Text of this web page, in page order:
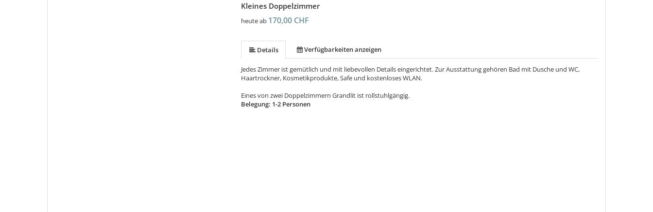
Kleines Doppelzimmer
heute ab 170,00 CHF
Details Verfügbarkeiten anzeigen
Jedes Zimmer ist gemütlich und mit liebevollen Details eingerichtet. Zur Ausstattung gehören Bad mit Dusche und WC,
Haartrockner, Kosmetikprodukte, Safe und kostenloses WLAN.
Eines von zwei Doppelzimmern Grandlit ist rollstuhlgängig.
Belegung: 1-2 Personen